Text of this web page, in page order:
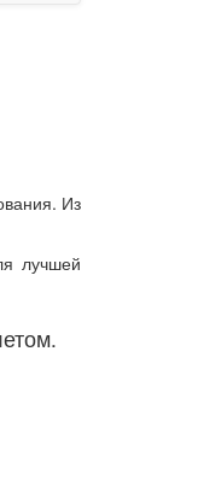
Из
лучшей